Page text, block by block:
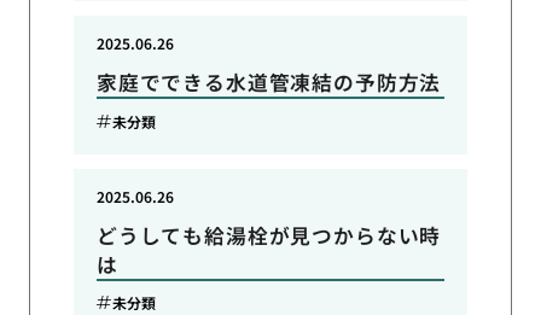
家庭でできる水道管凍結の予防方法
2025.06.26
未分類
どうしても給湯栓が見つからない時
は
2025.06.26
未分類